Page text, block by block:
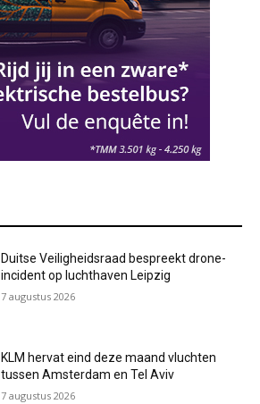
Duitse Veiligheidsraad bespreekt drone-
incident op luchthaven Leipzig
7 augustus 2026
KLM hervat eind deze maand vluchten
tussen Amsterdam en Tel Aviv
7 augustus 2026